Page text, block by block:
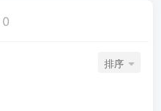
0
排序